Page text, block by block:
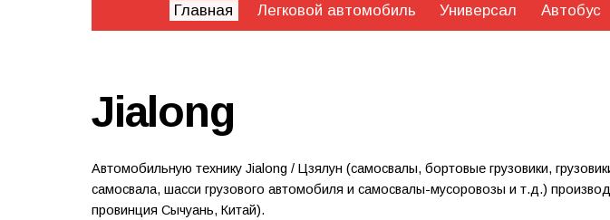
Главная Легковой автомобиль Универсал Автобус
Jialong
Автомобильную технику Jialong / Цзялун (самосвалы, бортовые грузовики,
самосвала, шасси грузового автомобиля и самосвалы-мусоровозы и т.д.)
провинция Сычуань, Китай).